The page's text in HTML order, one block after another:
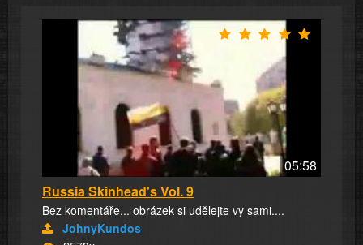
05:58
Russia Skinhead's Vol. 9
Bez komentáře... obrázek si udělejte vy sami....
JohnyKundos